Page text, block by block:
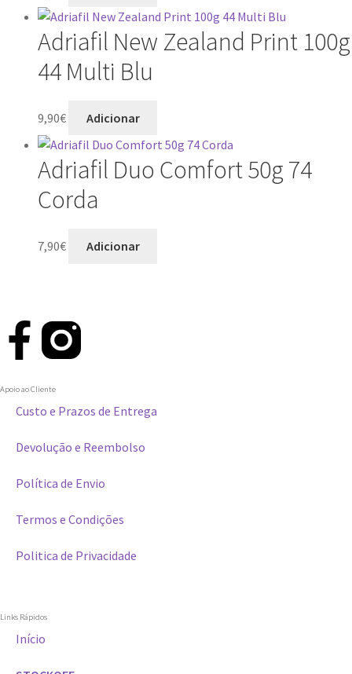
Adriafil New Zealand Print 100g
44 Multi Blu
9,90€ Adicionar
Adriafil Duo Comfort 50g 74
Corda
7,90€ Adicionar
Apoio ao Cliente
Custo e Prazos de Entrega
Devolução e Reembolso
Política de Envio
Termos e Condições
Politica de Privacidade
Links Rápidos
Início